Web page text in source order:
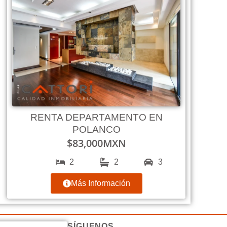
RENTA DEPARTAMENTO EN
POLANCO
$83,000MXN
2 2 3
Más Información